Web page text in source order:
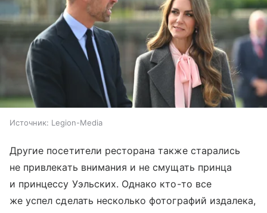
Источник: Legion-Media
Другие посетители ресторана также старались
не привлекать внимания и не смущать принца
и принцессу Уэльских. Однако кто-то все
же успел сделать несколько фотографий издалека,